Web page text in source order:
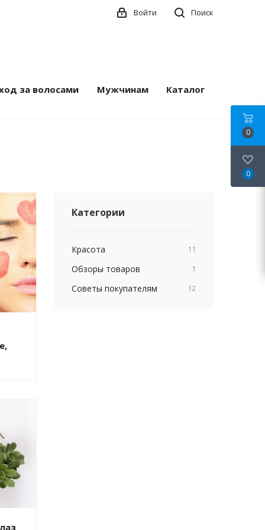
Поиск
Войти
за волосами Мужчинам Каталог
Категории
Красота 11
Обзоры товаров 1
Советы покупателям 12
0
0